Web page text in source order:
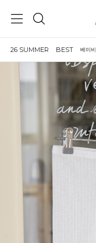
26 SUMMER BEST 베이비